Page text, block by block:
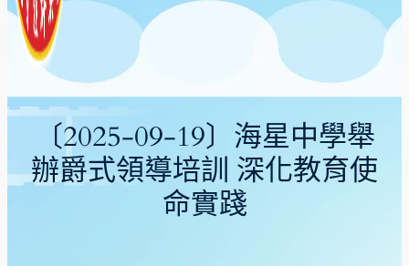
〔2025-09-19〕海星中學舉
辦爵式領導培訓 深化教育使
命實踐